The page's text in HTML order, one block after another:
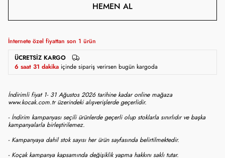
HEMEN AL
İnternete özel fiyattan son 1 ürün
ÜCRETSIZ KARGO
6 saat 31 dakika içinde sipariş verirsen bugün kargoda
İndirimli fiyat 1- 31 Ağustos 2026 tarihine kadar online mağaza
www.kocak.com.tr üzerindeki alışverişlerde geçerlidir.
- İndirim kampanyası seçili ürünlerde geçerli olup stoklarla sınırlıdır ve başka
kampanyalarla birleştirilemez.
- Kampanyaya dahil stok sayısı her ürün sayfasında belirtilmektedir.
- Koçak kampanya kapsamında değişiklik yapma hakkını saklı tutar.